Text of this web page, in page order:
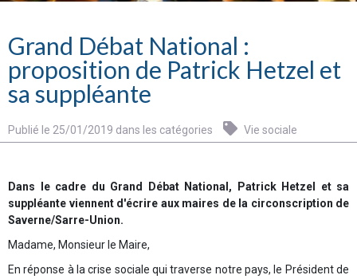
Grand Débat National :
proposition de Patrick Hetzel et
sa suppléante
Publié le 25/01/2019 dans les catégories Vie sociale
Dans le cadre du Grand Débat National, Patrick Hetzel et sa
suppléante viennent d'écrire aux maires de la circonscription de
Saverne/Sarre-Union.
Madame, Monsieur le Maire,
En réponse à la crise sociale qui traverse notre pays, le Président de